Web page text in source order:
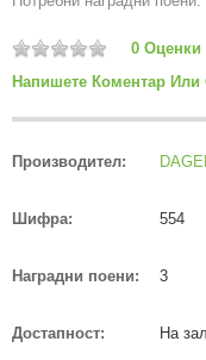
0 Оценки
Напишете Коментар Или
Производител:
Шифра: 554
Наградни поени: 3
Достапност: На